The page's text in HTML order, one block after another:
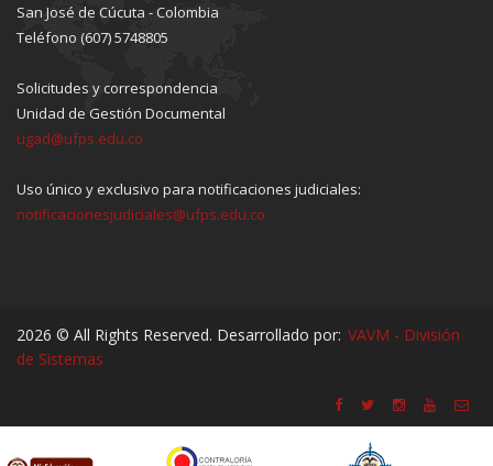
San José de Cúcuta - Colombia
Teléfono (607) 5748805
Solicitudes y correspondencia
Unidad de Gestión Documental
ugad@ufps.edu.co
Uso único y exclusivo para notificaciones judiciales:
notificacionesjudiciales@ufps.edu.co
2026 © All Rights Reserved. Desarrollado por: VAVM - División
de Sistemas